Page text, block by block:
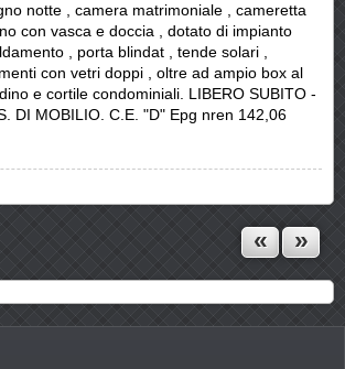
notte , camera matrimoniale , cameretta
con vasca e doccia , dotato di impianto
, porta blindat , tende solari ,
con vetri doppi , oltre ad ampio box al
e cortile condominiali. LIBERO SUBITO -
DI MOBILIO. C.E. "D" Epg nren 142,06
« »